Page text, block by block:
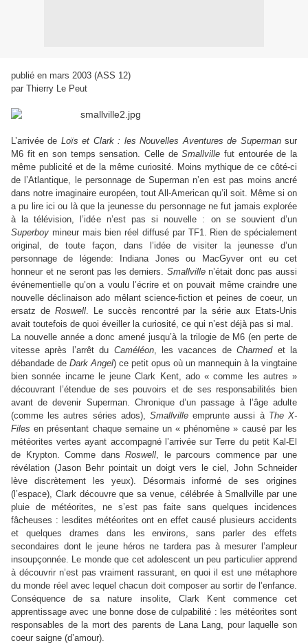
publié en mars 2003 (ASS 12)
par Thierry Le Peut
L’arrivée de Loïs et Clark : les Nouvelles Aventures de Supermansur
M6 fit en son temps sensation. Celle deSmallville fut entourée de la
même publicité et de la même curiosité. Moins mythique de ce côté-ci
de l’Atlantique, le personnage de Superman n’en est pas moins ancré
dans notre imaginaire européen, tout All-American qu’il soit. Même si on
a pu lire ici ou là que la jeunesse du personnage ne fut jamais explorée
à la télévision, l’idée n’est pas si nouvelle : on se souvient d’un
Superboy mineur mais bien réel diffusé par TF1. Rien de spécialement
original, de toute façon, dans l’idée de visiter la jeunesse d’un
personnage de légende: Indiana Jones ou MacGyver ont eu cet
honneur et ne seront pas les derniers. Smallvillen’était donc pas aussi
événementielle qu’on a voulu l’écrire et on pouvait même craindre une
nouvelle déclinaison ado mêlant science-fiction et peines de coeur, un
ersatz de Roswell. Le succès rencontré par la série aux Etats-Unis
avait toutefois de quoi éveiller la curiosité, ce qui n’est déjà pas si mal.
La nouvelle année a donc amené jusqu’à la trilogie de M6 (en perte de
vitesse après l’arrêt du Caméléon, les vacances deCharmedet la
débandade de Dark Angel) ce petit opus où un mannequin à la vingtaine
bien sonnée incarne le jeune Clark Kent, ado « comme les autres »
découvrant l’étendue de ses pouvoirs et de ses responsabilités bien
avant de devenir Superman. Chronique d’un passage à l’âge adulte
(comme les autres séries ados), Smallville emprunte aussi à The X-
Files en présentant chaque semaine un « phénomène » causé par les
météorites vertes ayant accompagné l’arrivée sur Terre du petit Kal-El
de Krypton. Comme dansRoswell, le parcours commence par une
révélation (Jason Behr pointait un doigt vers le ciel, John Schneider
lève discrètement les yeux). Désormais informé de ses origines
(l’espace), Clark découvre que sa venue, célébrée à Smallville par une
pluie de météorites, ne s’est pas faite sans quelques incidences
fâcheuses : lesdites météorites ont en effet causé plusieurs accidents
et quelques drames dans les environs, sans parler des effets
secondaires dont le jeune héros ne tardera pas à mesurer l’ampleur
insoupçonnée. Le monde que cet adolescent un peu particulier apprend
à découvrir n’est pas vraiment rassurant, en quoi il est une métaphore
du monde réel avec lequel chacun doit composer au sortir de l’enfance.
Conséquence de sa nature insolite, Clark Kent commence cet
apprentissage avec une bonne dose de culpabilité : les météorites sont
responsables de la mort des parents de Lana Lang, pour laquelle son
coeur saigne (d’amour).